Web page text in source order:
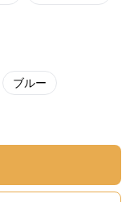
ブルー